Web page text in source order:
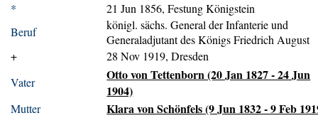
*
21 Jun 1856, Festung Königstein
Beruf
königl. sächs. General der Infanterie und
Generaladjutant des Königs Friedrich August
+
28 Nov 1919, Dresden
Vater
Otto von Tettenborn (20 Jan 1827 - 24 Jun
1904)
Mutter Klara von Schönfels (9 Jun 1832 - 9 Feb